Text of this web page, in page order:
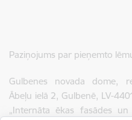
Paziņojums par pieņemto
Gulbenes novada dome,
Ābeļu ielā 2, Gulbenē, LV-
„Internāta ēkas fasādes